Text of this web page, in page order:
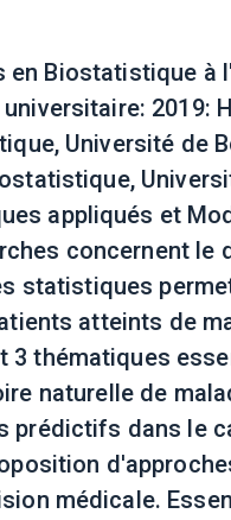
en Biostatistique à
2019:
Université de
appliqués et
concernent le
statistiques
atteints de
3 thématiques
naturelle de
prédictifs dans le
médicale.